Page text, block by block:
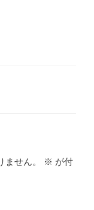
せん。 ※ が付